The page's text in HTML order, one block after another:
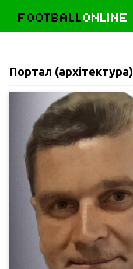
FOOTBALLONLINE
Портал (архітектура)